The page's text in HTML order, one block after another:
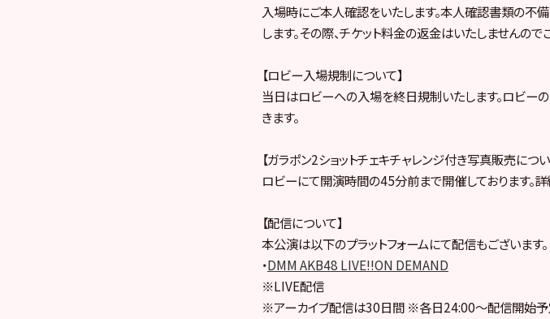
入場時にご本人確認をいたします。本人確認書類の不
します。その際、チケット料金の返金はいたしませんので
【ロビー入場規制について】
当日はロビーへの入場を終日規制いたします。ロビ
きます。
【ガラポン2ショットチェキチャレンジ付き写真販売につい
ロビーにて開演時間の45分前まで開催しております。
【配信について】
本公演は以下のプラットフォームにて配信もございます。
・DMM AKB48 LIVE!!ON DEMAND
※LIVE配信
※アーカイブ配信は30日間 ※各日24:00～配信開始